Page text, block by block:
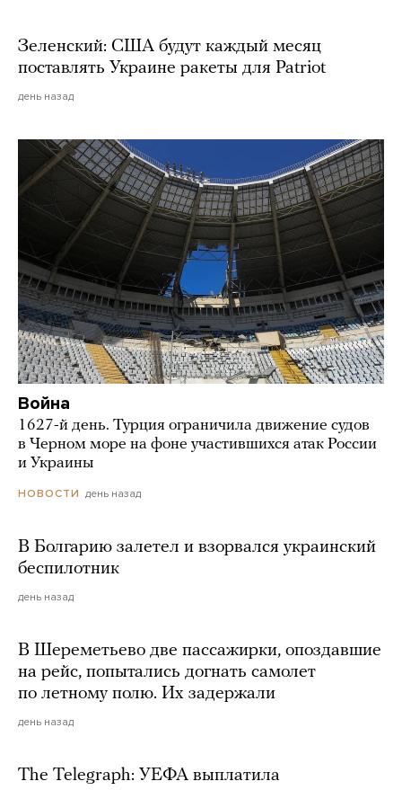
Зеленский: США будут каждый месяц
поставлять Украине ракеты для Patriot
день назад
Война
1627-й день. Турция ограничила движение судов
в Черном море на фоне участившихся атак России
и Украины
НОВОСТИ день назад
В Болгарию залетел и взорвался украинский
беспилотник
день назад
В Шереметьево две пассажирки, опоздавшие
на рейс, попытались догнать самолет
по летному полю. Их задержали
день назад
The Telegraph: УЕФА выплатила